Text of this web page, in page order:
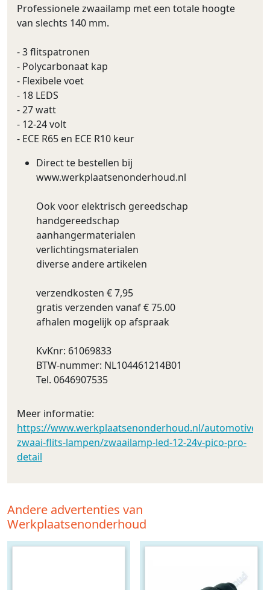
Professionele zwaailamp met een totale hoogte
van slechts 140 mm.
- 3 flitspatronen
- Polycarbonaat kap
- Flexibele voet
- 18 LEDS
- 27 watt
- 12-24 volt
- ECE R65 en ECE R10 keur
Direct te bestellen bij
www.werkplaatsenonderhoud.nl
Ook voor elektrisch gereedschap
handgereedschap
aanhangermaterialen
verlichtingsmaterialen
diverse andere artikelen
verzendkosten € 7,95
gratis verzenden vanaf € 75.00
afhalen mogelijk op afspraak
KvKnr: 61069833
BTW-nummer: NL104461214B01
Tel. 0646907535
Meer informatie:
https://www.werkplaatsenonderhoud.nl/automotive/
zwaai-flits-lampen/zwaailamp-led-12-24v-pico-pro-
detail
Andere advertenties van
Werkplaatsenonderhoud